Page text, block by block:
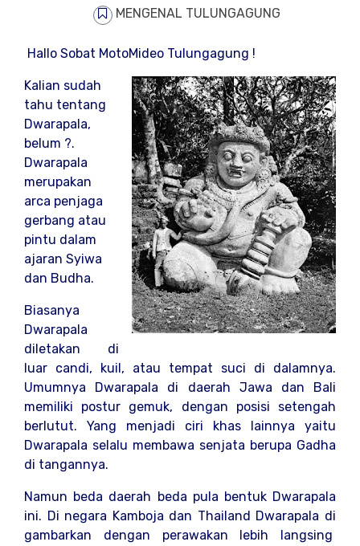
MENGENAL TULUNGAGUNG
Hallo Sobat MotoMideo Tulungagung !
Kalian sudah
tahu tentang
Dwarapala,
belum ?.
Dwarapala
merupakan
arca penjaga
gerbang atau
pintu dalam
ajaran Syiwa
dan Budha.
Biasanya
Dwarapala
diletakan di
luar candi, kuil, atau tempat suci di dalamnya.
Umumnya Dwarapala di daerah Jawa dan Bali
memiliki postur gemuk, dengan posisi setengah
berlutut. Yang menjadi ciri khas lainnya yaitu
Dwarapala selalu membawa senjata berupa Gadha
di tangannya.
Namun beda daerah beda pula bentuk Dwarapala
ini. Di negara Kamboja dan Thailand Dwarapala di
gambarkan dengan perawakan lebih langsing